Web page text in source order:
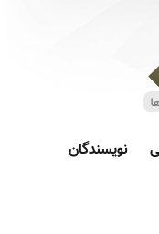
نویسندگان